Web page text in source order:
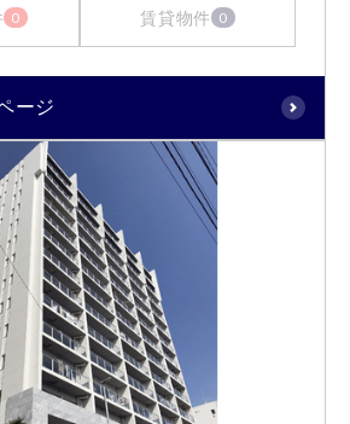
0 賃貸物件 0
ージ